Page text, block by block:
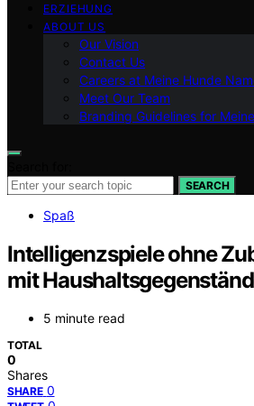
ERZIEHUNG
ABOUT US
Our Vision
Contact Us
Careers at Meine Hunde
Meet Our Team
Branding Guidelines for
SEARCH
Spaß
Intelligenzspiele ohne
mit
5 minute read
TOTAL
0
Shares
SHARE 0